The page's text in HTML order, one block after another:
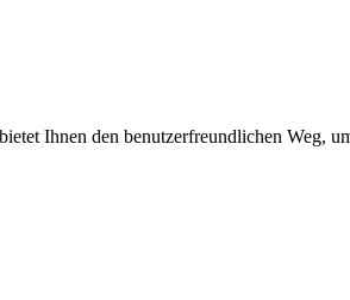
Ihnen den benutzerfreundlichen Weg,